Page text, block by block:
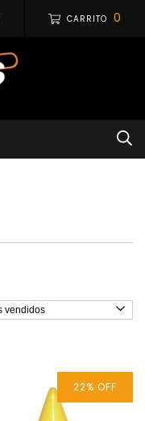
CARRITO 0
22% OFF